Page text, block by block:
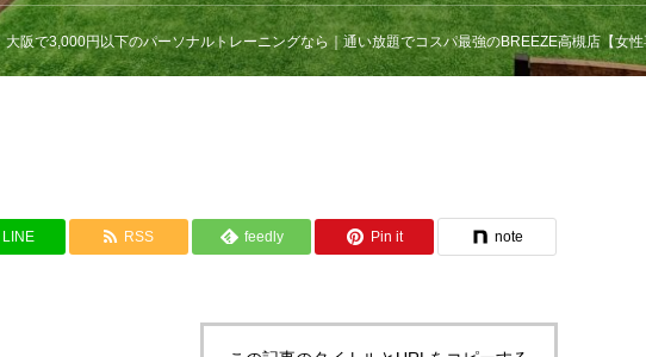
大阪で3,000円以下のパーソナルトレーニングなら｜通い放題でコスパ最強のBREEZE高槻店【女
LINE RSS feedly Pin it note